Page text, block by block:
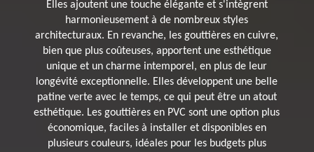
Elles ajoutent une touche élégante et s'intègrent
harmonieusement à de nombreux styles
architecturaux. En revanche, les gouttières en cuivre,
bien que plus coûteuses, apportent une esthétique
unique et un charme intemporel, en plus de leur
longévité exceptionnelle. Elles développent une belle
patine verte avec le temps, ce qui peut être un atout
esthétique. Les gouttières en PVC sont une option plus
économique, faciles à installer et disponibles en
plusieurs couleurs, idéales pour les budgets plus